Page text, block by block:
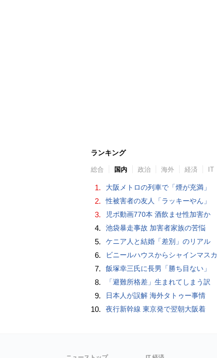
ランキング
総合 国内 政治 海外 経済 IT
1. 大阪メトロの列車で「煙が充満」
2. 性被害者の友人「ラッキーやん」
3. 児ポ動画770本 酒飲ませ性加害か
4. 池袋暴走事故 加害者家族の苦悩
5. ケニア人と結婚「差別」のリアル
6. ビニールハウスからシャインマスカット約200房を盗んだ疑い ネットで販売か 無職の男（42）
7. 飯塚幸三氏に長男「勝ち目ない」
8. 「避難所格差」生まれてしまう訳
9. 日本人が誤解 海外タトゥー事情
10. 夜行新幹線 東京発で翌朝大阪着